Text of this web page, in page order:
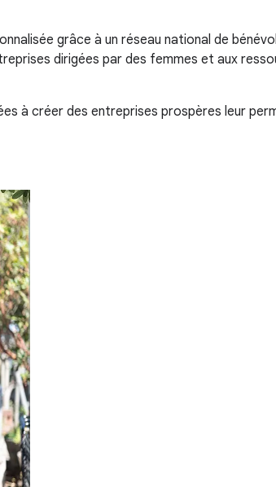
grâce à un réseau national de
dirigées par des femmes et aux
à créer des entreprises prospères leur